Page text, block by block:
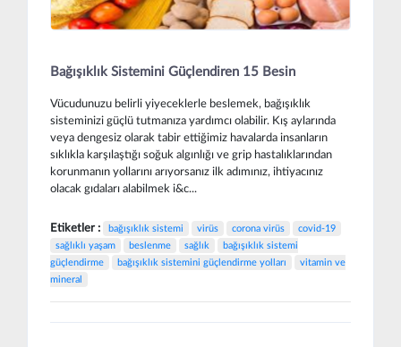
Bağışıklık Sistemini Güçlendiren 15 Besin
Vücudunuzu belirli yiyeceklerle beslemek, bağışıklık
sisteminizi güçlü tutmanıza yardımcı olabilir. Kış aylarında
veya dengesiz olarak tabir ettiğimiz havalarda insanların
sıklıkla karşılaştığı soğuk algınlığı ve grip hastalıklarından
korunmanın yollarını arıyorsanız ilk adımınız, ihtiyacınız
olacak gıdaları alabilmek i&c...
Etiketler : bağışıklık sistemi virüs corona virüs
covid-19
sağlıklı yaşam
beslenme sağlık
bağışıklık sistemi
güçlendirme
bağışıklık sistemini güçlendirme yolları
vitamin ve
mineral